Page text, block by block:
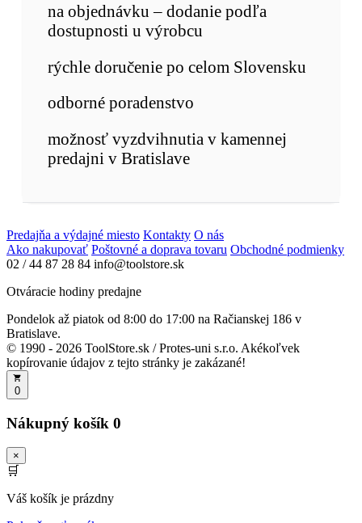
na objednávku – dodanie podľa
dostupnosti u výrobcu
rýchle doručenie po celom Slovensku
odborné poradenstvo
možnosť vyzdvihnutia v kamennej
predajni v Bratislave
Predajňa a výdajné miesto Kontakty O nás
Ako nakupovať Poštovné a doprava tovaru Obchodné podmienky
02 / 44 87 28 84 info@toolstore.sk
Otváracie hodiny predajne
Pondelok až piatok od 8:00 do 17:00 na Račianskej 186 v
Bratislave.
© 1990 - 2026 ToolStore.sk / Protes-uni s.r.o. Akékoľvek
kopírovanie údajov z tejto stránky je zakázané!
0
Nákupný košík 0
×
🛒
Váš košík je prázdny